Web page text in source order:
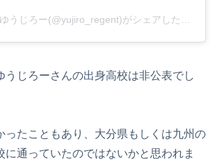
うじろーさんの出身高校は非公表でし
ったこともあり、大分県もしくは九州の
に通っていたのではないかと思われま